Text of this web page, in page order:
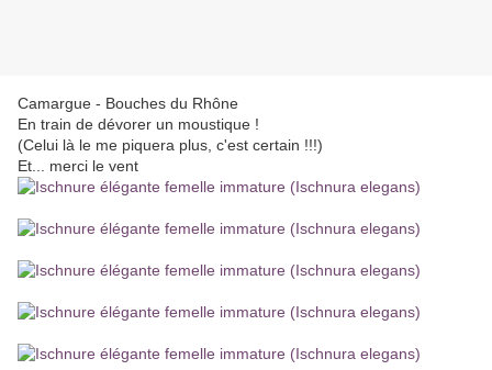
Camargue - Bouches du Rhône
En train de dévorer un moustique !
(Celui là le me piquera plus, c'est certain !!!)
Et... merci le vent